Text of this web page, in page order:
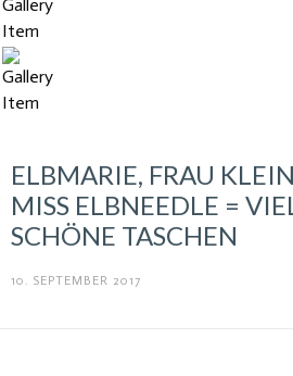
ELBMARIE, FRAU
MISS ELBNEEDLE =
SCHÖNE TASCHEN
10. SEPTEMBER 2017